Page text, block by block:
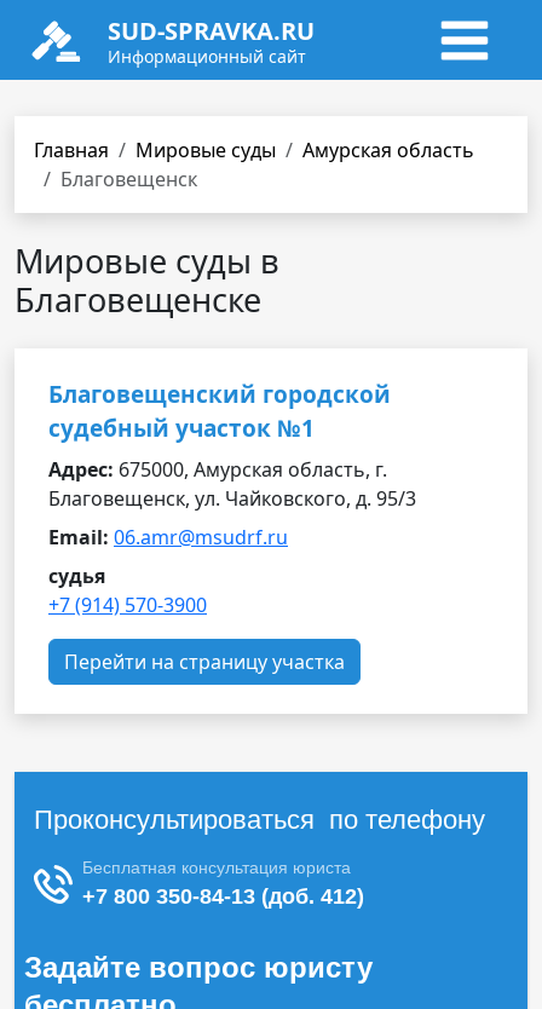
SUD-SPRAVKA.RU
Информационный сайт
Главная Мировые суды
Амурская область
Благовещенск
Мировые суды в
Благовещенске
Благовещенский городской
судебный участок №1
Адрес: 675000, Амурская область, г.
Благовещенск, ул. Чайковского, д. 95/3
Email: 06.amr@msudrf.ru
судья
+7 (914) 570-3900
Перейти на страницу участка